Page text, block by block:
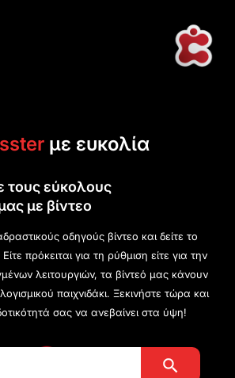
με ευκολία
εύκολους
με βίντεο
οδηγούς βίντεο και δείτε το
πρόκειται για τη ρύθμιση είτε για την
λειτουργιών, τα βίντεό μας κάνουν
παιχνιδάκι. Ξεκινήστε τώρα και
σας να ανεβαίνει στα ύψη!
Search Button